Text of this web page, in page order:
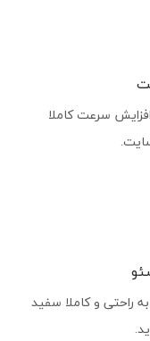
سرعت کاملا
به راحتی و کاملا سفید